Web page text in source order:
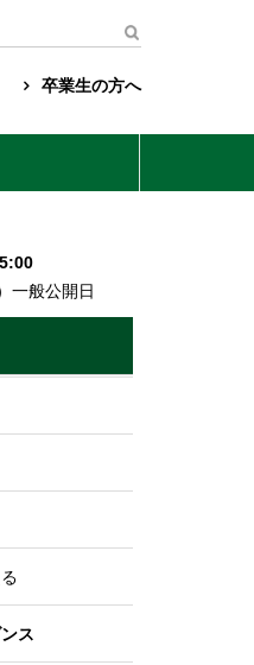
卒業生の方へ
一般公開日
ス